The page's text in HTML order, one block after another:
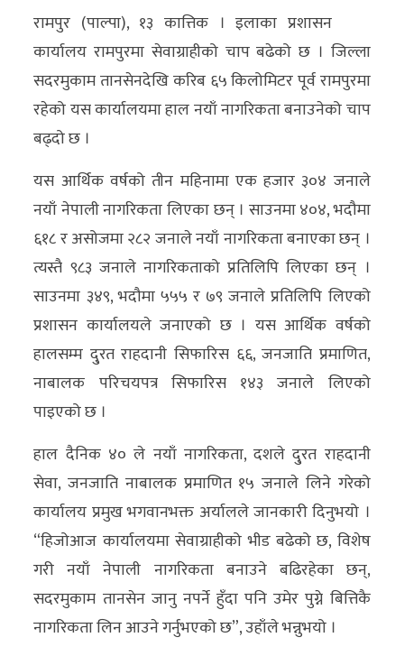
विज्ञान
प्रविधि
अन्तरर्वार्ता
विचार/
ब्लग
खेलकुद
रोचक
अन्य
खबर
राशिफल
फोटो
ग्यालरी
भिडियो
रामपुर (पाल्पा), १३ कात्तिक । इलाका प्रशासन
कार्यालय रामपुरमा सेवाग्राहीको चाप बढेको छ । जिल्ला
सदरमुकाम तानसेनदेखि करिब ६५ किलोमिटर पूर्व रामपुरमा
रहेको यस कार्यालयमा हाल नयाँ नागरिकता बनाउनेको चाप
बढ्दो छ ।
यस आर्थिक वर्षको तीन महिनामा एक हजार ३०४ जनाले
नयाँ नेपाली नागरिकता लिएका छन् । साउनमा ४०४, भदौमा
६१८ र असोजमा २८२ जनाले नयाँ नागरिकता बनाएका छन् ।
त्यस्तै ९८३ जनाले नागरिकताको प्रतिलिपि लिएका छन् ।
साउनमा ३४९, भदौमा ५५५ र ७९ जनाले प्रतिलिपि लिएको
प्रशासन कार्यालयले जनाएको छ । यस आर्थिक वर्षको
हालसम्म दु्रत राहदानी सिफारिस ६६, जनजाति प्रमाणित,
नाबालक परिचयपत्र सिफारिस १४३ जनाले लिएको
पाइएको छ ।
हाल दैनिक ४० ले नयाँ नागरिकता, दशले दु्रत राहदानी
सेवा, जनजाति नाबालक प्रमाणित १५ जनाले लिने गरेको
कार्यालय प्रमुख भगवानभक्त अर्यालले जानकारी दिनुभयो ।
“हिजोआज कार्यालयमा सेवाग्राहीको भीड बढेको छ, विशेष
गरी नयाँ नेपाली नागरिकता बनाउने बढिरहेका छन्,
सदरमुकाम तानसेन जानु नपर्ने हुँदा पनि उमेर पुग्ने बित्तिकै
नागरिकता लिन आउने गर्नुभएको छ”, उहाँले भन्नुभयो ।